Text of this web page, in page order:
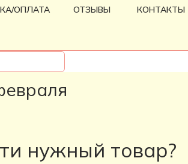
ОПЛАТА ОТЗЫВЫ КОНТАКТЫ
нужный товар?